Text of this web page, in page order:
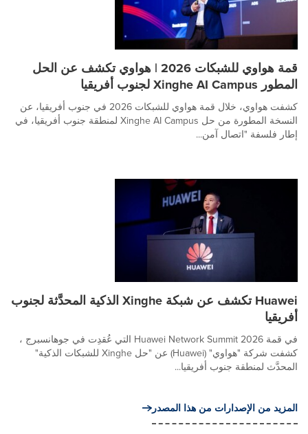
قمة هواوي للشبكات 2026 | هواوي تكشف عن الحل
المطور Xinghe AI Campus لجنوب أفريقيا
كشفت هواوي، خلال قمة هواوي للشبكات 2026 في جنوب أفريقيا، عن
النسخة المطورة من حل Xinghe AI Campus لمنطقة جنوب أفريقيا، في
إطار فلسفة "اتصال آمن...
Huawei تكشف عن شبكة Xinghe الذكية المحدَّثة لجنوب
أفريقيا
في قمة Huawei Network Summit 2026 التي عُقدِت في جوهانسبرج ،
كشفت شركة "هواوي" (Huawei) عن "حل Xinghe للشبكات الذكية"
المحدَّث لمنطقة جنوب أفريقيا...
المزيد من الإصدارات من هذا المصدر